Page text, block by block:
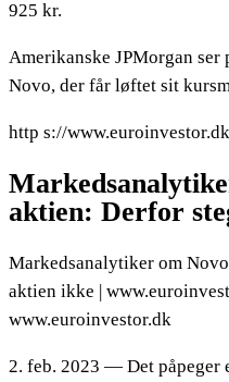
925 kr.
Amerikanske JPMorgan
Novo, der får løftet sit
http s://
aktien: Derfor
Markedsanalytiker om
aktien ikke |
www.euroinvestor.dk
2. feb. 2023 — Det påpeger